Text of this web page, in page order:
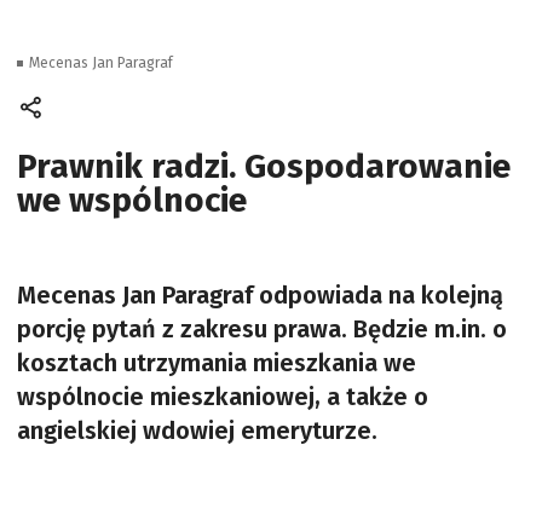
Prawnik radzi. Gospodarowanie
we wspólnocie
Mecenas Jan Paragraf odpowiada na kolejną
porcję pytań z zakresu prawa. Będzie m.in. o
kosztach utrzymania mieszkania we
wspólnocie mieszkaniowej, a także o
angielskiej wdowiej emeryturze.
Mecenas Jan Paragraf